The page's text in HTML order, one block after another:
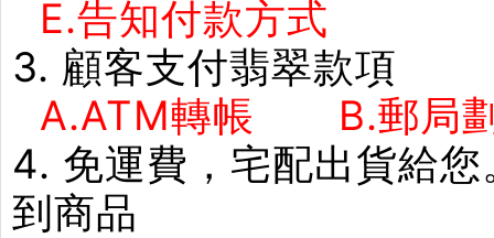
E.告知付款方式 F.
3. 顧客支付翡翠款項
A.ATM轉帳 B.郵局劃
4. 免運費，宅配出貨給
到商品